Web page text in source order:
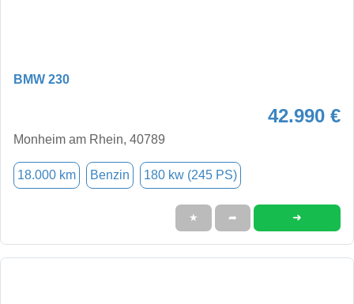
BMW 230
42.990 €
Monheim am Rhein, 40789
18.000 km Benzin 180 kw (245 PS)
★ ➦ ➜